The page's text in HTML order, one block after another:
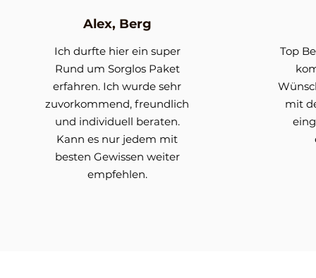
Alex, Berg
Ich durfte hier ein super
Rund um Sorglos Paket
erfahren. Ich wurde sehr
zuvorkommend, freundlich
und individuell beraten.
Kann es nur jedem mit
besten Gewissen weiter
empfehlen.
Top
mit